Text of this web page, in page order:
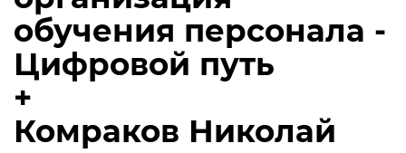
обучения персонала -
Цифровой путь
+
Комраков Николай